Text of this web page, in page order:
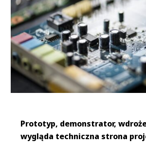
Prototyp, demonstrator,
wygląda techniczna strona